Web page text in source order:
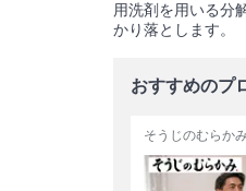
用洗剤を用いる分
かり落とします。
おすすめのプ
そうじのむらか